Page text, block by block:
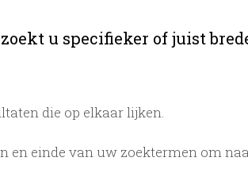
u specifieker of juist
die op elkaar lijken.
en einde van uw zoektermen om